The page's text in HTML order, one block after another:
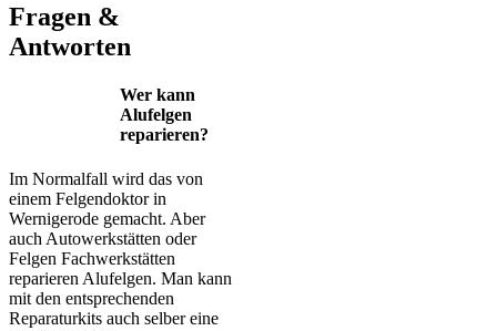
Fragen &
Antworten
Wer kann
Alufelgen
reparieren?
Im Normalfall wird das von
einem Felgendoktor in
Wernigerode gemacht. Aber
auch Autowerkstätten oder
Felgen Fachwerkstätten
reparieren Alufelgen. Man kann
mit den entsprechenden
Reparaturkits auch selber eine